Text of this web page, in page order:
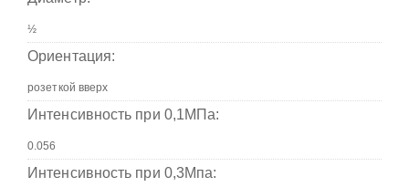
Ориентация:
Интенсивность при 0,1МПа:
Интенсивность при 0,3Мпа: